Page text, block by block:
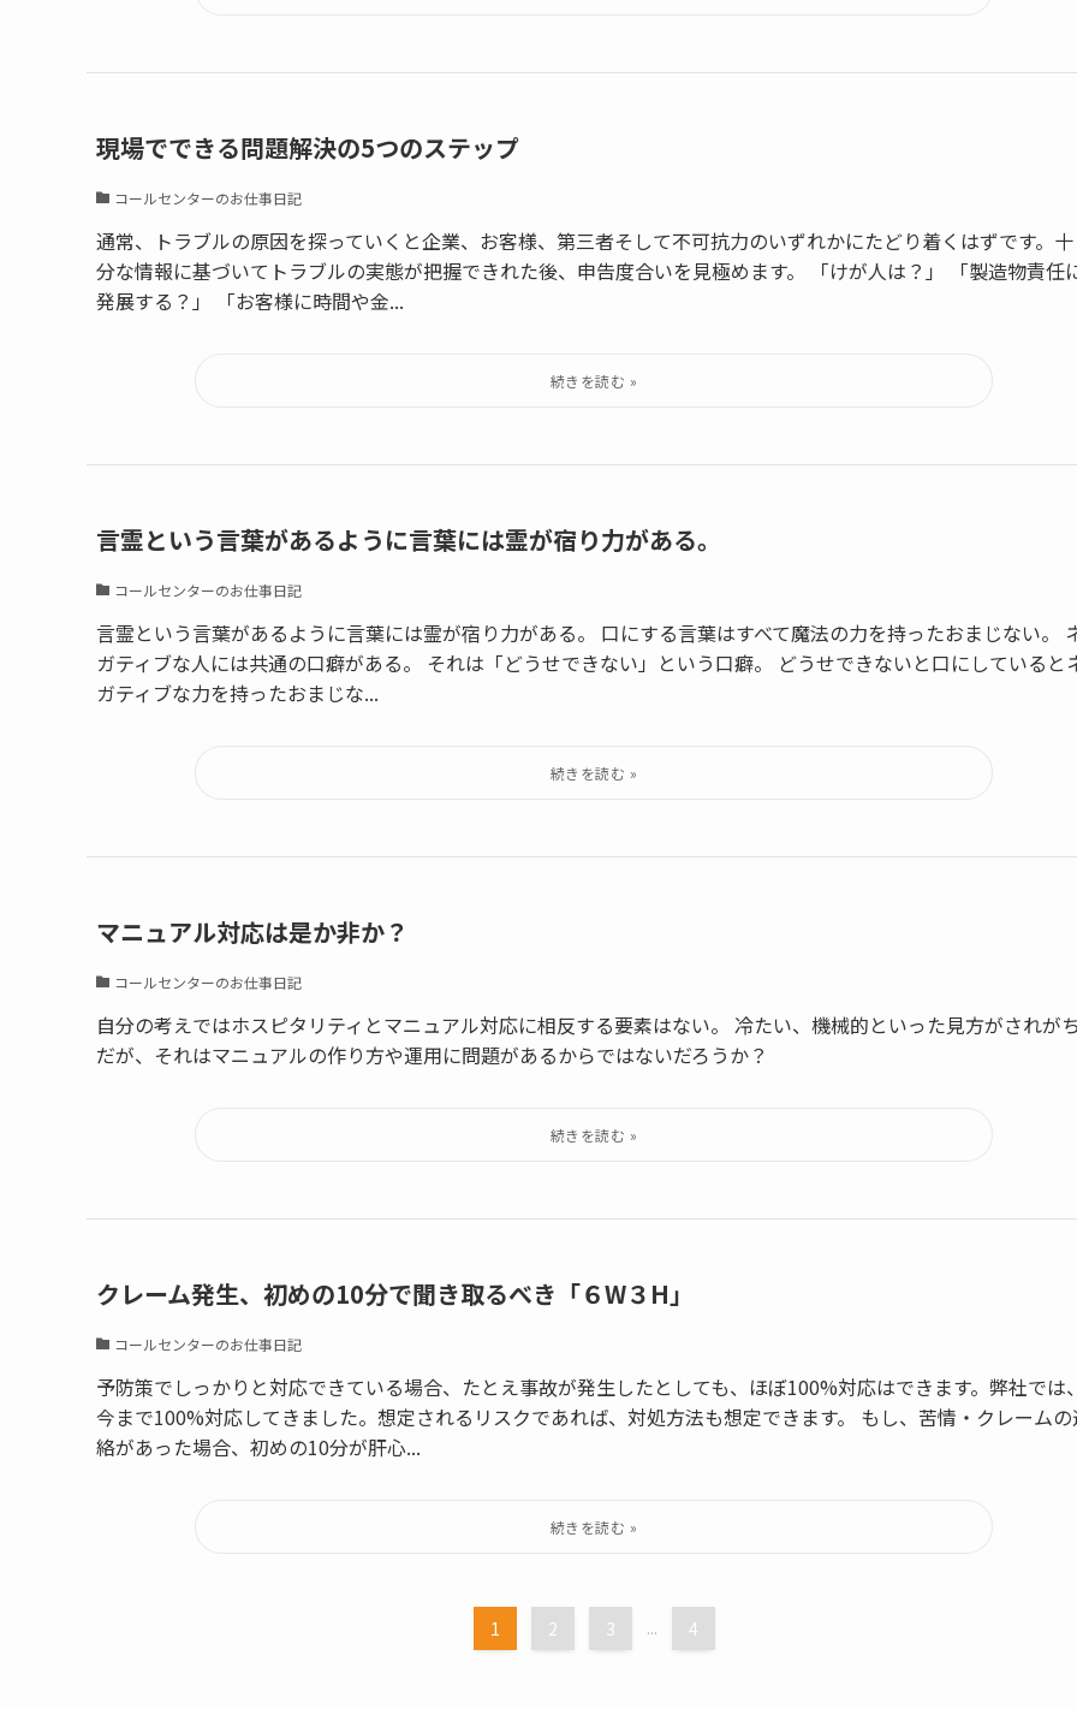
現場でできる問題解決の5つのステップ
コールセンターのお仕事日記
通常、トラブルの原因を探っていくと企業、お客様、第三者そして不可抗力のいずれかにたどり着くはずです。十
分な情報に基づいてトラブルの実態が把握できれた後、申告度合いを見極めます。 「けが人は？」 「製造物責任
発展する？」 「お客様に時間や金...
言霊という言葉があるように言葉には霊が宿り力がある。
コールセンターのお仕事日記
言霊という言葉があるように言葉には霊が宿り力がある。 口にする言葉はすべて魔法の力を持ったおまじない。
ガティブな人には共通の口癖がある。 それは「どうせできない」という口癖。 どうせできないと口にしていると
ガティブな力を持ったおまじな...
マニュアル対応は是か非か？
コールセンターのお仕事日記
自分の考えではホスピタリティとマニュアル対応に相反する要素はない。 冷たい、機械的といった見方がされが
だが、それはマニュアルの作り方や運用に問題があるからではないだろうか？
クレーム発生、初めの10分で聞き取るべき「６W３H」
コールセンターのお仕事日記
予防策でしっかりと対応できている場合、たとえ事故が発生したとしても、ほぼ100%対応はできます。弊社では
今まで100%対応してきました。想定されるリスクであれば、対処方法も想定できます。 もし、苦情・クレーム
絡があった場合、初めの10分が肝心...
1 2 3 ... 4